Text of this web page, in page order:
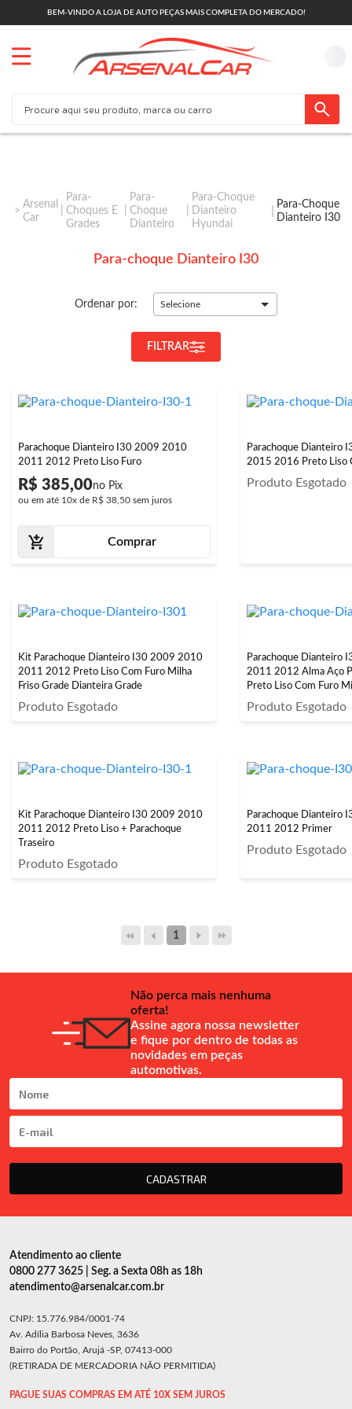
BEM-VINDO A LOJA DE AUTO PEÇAS MAIS COMPLETA DO MERCADO!
Arsenal
Car
Para-
Choques E
Grades
Para-
Choque
Dianteiro
Para-Choque
Dianteiro
Hyundai
Para-Choque
Dianteiro I30
Para-choque Dianteiro I30
Ordenar por: Selecione
FILTRAR
Parachoque Dianteiro I30 2009 2010
2011 2012 Preto Liso Furo
R$ 385,00
ou em até 10x de R$ 38,50 sem juros
Comprar
Parachoque Dianteiro
2015 2016 Preto Liso
Produto Esgotado
Kit Parachoque Dianteiro I30 2009 2010
2011 2012 Preto Liso Com Furo Milha
Friso Grade Dianteira Grade
Produto Esgotado
Parachoque Dianteiro
2011 2012 Alma Aço
Preto Liso Com Furo
Produto Esgotado
Kit Parachoque Dianteiro I30 2009 2010
2011 2012 Preto Liso + Parachoque
Traseiro
Produto Esgotado
Parachoque Dianteiro
2011 2012 Primer
Produto Esgotado
1
Não perca mais nenhuma
oferta!
Assine agora nossa newsletter
e fique por dentro de todas as
novidades em peças
automotivas.
CADASTRAR
Atendimento ao cliente
0800 277 3625 | Seg. a Sexta 08h as 18h
atendimento@arsenalcar.com.br
CNPJ: 15.776.984/0001-74
Av. Adília Barbosa Neves, 3636
Bairro do Portão, Arujá -SP, 07413-000
(RETIRADA DE MERCADORIA NÃO PERMITIDA)
PAGUE SUAS COMPRAS EM ATÉ 10X SEM JUROS